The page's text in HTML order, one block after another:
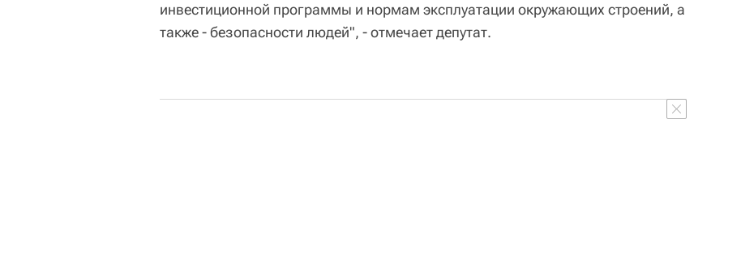
инвестиционной программы и нормам эксплуатации окружающих строений, а
также - безопасности людей", - отмечает депутат.